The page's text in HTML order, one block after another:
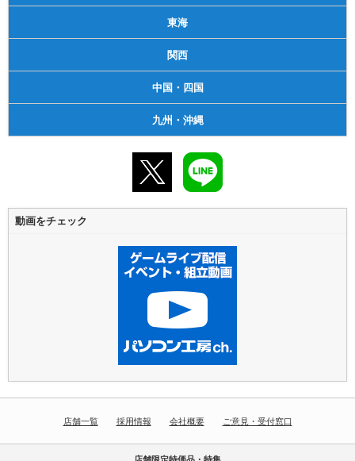
東海
関西
中国・四国
九州・沖縄
動画をチェック
店舗一覧 採用情報 会社概要 ご意見・受付窓口